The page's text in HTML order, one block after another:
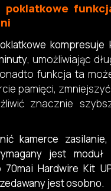
poklatkowe
kompresuje
, umożliwiając
funkcja ta
pamięci,
znacznie
kamerce
jest moduł
70mai Hardwire Kit
jest osobno.